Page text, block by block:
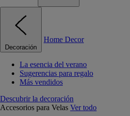
Decoración
Home Decor
La esencia del verano
Sugerencias para regalo
Más vendidos
Descubrir la decoración
Accesorios para Velas Ver todo